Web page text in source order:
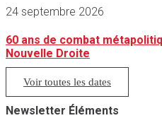
24 septembre 2026
60 ans de combat
Nouvelle Droite
Voir toutes les dates
Newsletter Éléments